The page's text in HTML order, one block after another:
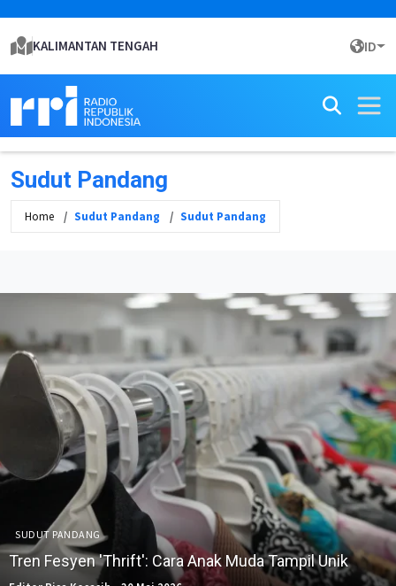
KALIMANTAN TENGAH ID
Sudut Pandang
Home Sudut Pandang Sudut Pandang
SUDUT PANDANG
Tren Fesyen 'Thrift': Cara Anak Muda Tampil Unik